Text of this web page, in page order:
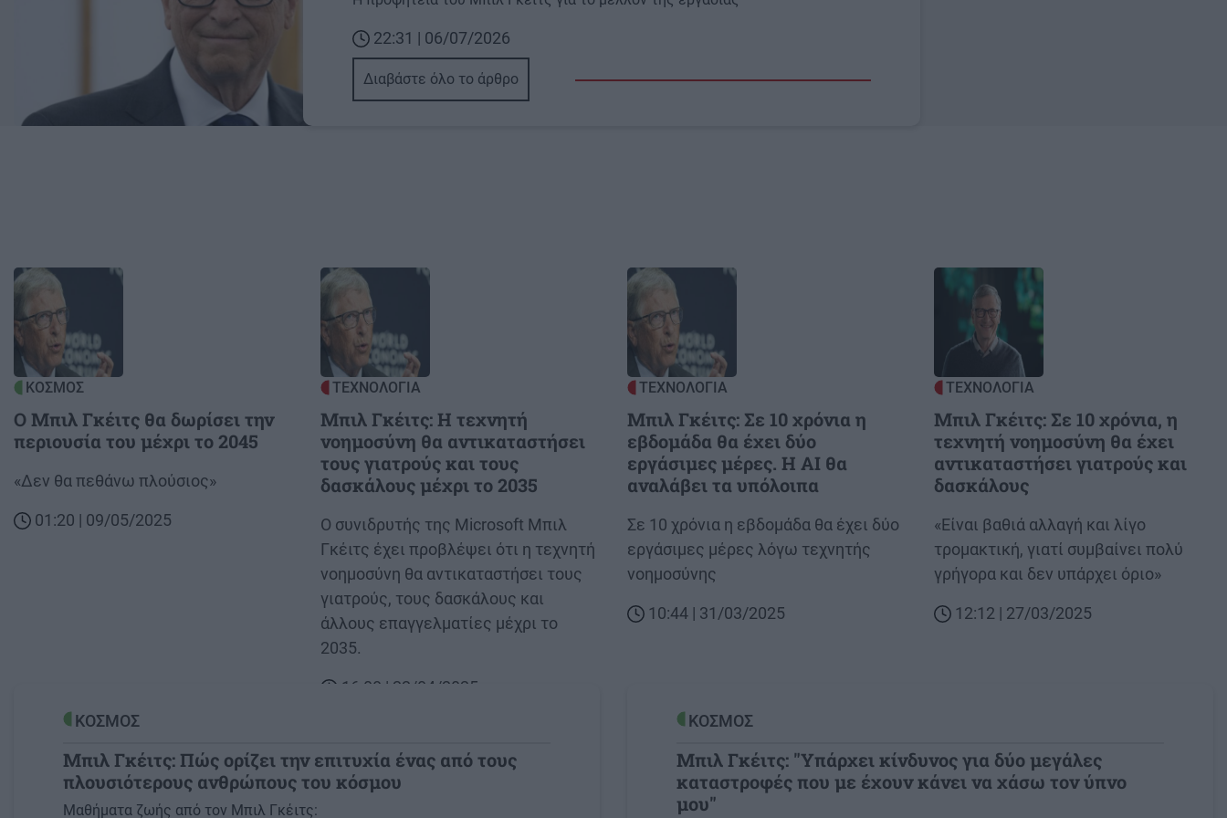
22:31 | 06/07/2026
Διαβάστε όλο το άρθρο
Image
ΚΟΣΜΟΣ
Ο Μπιλ Γκέιτς θα δωρίσει την
περιουσία του μέχρι το 2045
Body
«Δεν θα πεθάνω πλούσιος»
01:20 | 09/05/2025
Image
ΤΕΧΝΟΛΟΓΙΑ
Μπιλ Γκέιτς: Η τεχνητή
νοημοσύνη θα αντικαταστήσει
τους γιατρούς και τους
δασκάλους μέχρι το 2035
Body
Ο συνιδρυτής της Microsoft Μπιλ
Γκέιτς έχει προβλέψει ότι η τεχνητή
νοημοσύνη θα αντικαταστήσει τους
γιατρούς, τους δασκάλους και
άλλους επαγγελματίες μέχρι το
2035.
16:08 | 22/04/2025
Image
ΤΕΧΝΟΛΟΓΙΑ
Μπιλ Γκέιτς: Σε 10 χρόνια η
εβδομάδα θα έχει δύο
εργάσιμες μέρες. Η ΑΙ θα
αναλάβει τα υπόλοιπα
Body
Σε 10 χρόνια η εβδομάδα θα έχει δύο
εργάσιμες μέρες λόγω τεχνητής
νοημοσύνης
10:44 | 31/03/2025
ΤΕΧΝΟΛΟΓΙΑ
Μπιλ Γκέιτς: Σε 10 χρόνια, η
τεχνητή νοημοσύνη θα έχει
αντικαταστήσει γιατρούς και
δασκάλους
Body
«Είναι βαθιά αλλαγή και λίγο
τρομακτική, γιατί συμβαίνει πολύ
γρήγορα και δεν υπάρχει όριο»
12:12 | 27/03/2025
ΚΟΣΜΟΣ
Μπιλ Γκέιτς: Πώς ορίζει την επιτυχία ένας από τους
πλουσιότερους ανθρώπους του κόσμου
Μαθήματα ζωής από τον Μπιλ Γκέιτς:
ΚΟΣΜΟΣ
Μπιλ Γκέιτς: "Υπάρχει κίνδυνος για δύο μεγάλες
καταστροφές που με έχουν κάνει να χάσω τον ύπνο
μου"